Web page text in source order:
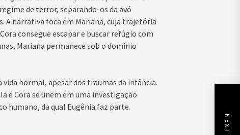
de terror, separando-os da avó
A narrativa foca em Mariana, cuja trajetória
consegue escapar e buscar refúgio com
Mariana permanece sob o domínio
normal, apesar dos traumas da infância.
e Cora se unem em uma investigação
humano, da qual Eugênia faz parte.